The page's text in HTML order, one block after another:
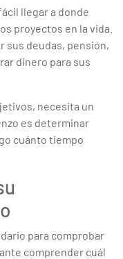
llegar a donde
proyectos en la vida.
sus deudas, pensión,
dinero para sus
necesita un
es determinar
cuánto tiempo
para comprobar
comprender cuál